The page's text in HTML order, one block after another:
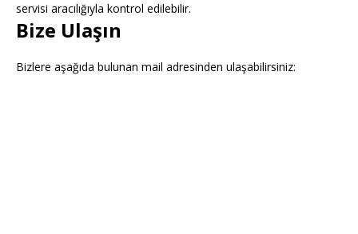
servisi aracılığıyla kontrol edilebilir.
Bize Ulaşın
Bizlere aşağıda bulunan mail adresinden ulaşabilirsiniz: